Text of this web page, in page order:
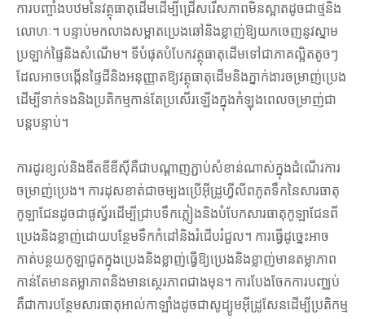
ការបញ្ចាំងបឋមនៃវត្ថុធាតុដើមដើម្បីជ្រើសរើសភាពមិនស្អាតដូចជាថ្មនិង
លោហៈ។ បន្ទាប់មកលាងសម្អាតប្រេងឆៅនិងខ្លាញ់ឱ្យយកចេញនូវស្នាម
ប្រឡាក់ផ្ទៃនិងសំណើម។ ទីបំផុតបំបែកវត្ថុធាតុដើមទៅជាភាគល្អិតតូចៗ
ដែលអាចបង្កើនផ្ទៃដីនិងអនុញ្ញាតឱ្យវត្ថុធាតុដើមនិងភ្នាក់ងារចម្រាញ់ប្រេង
ដើម្បីទាក់ទងនិងប្រតិកម្មកាន់តែប្រសើរឡើងក្នុងកំឡុងពេលចម្រាញ់ជា
បន្តបន្ទាប់។
ការដូរខ្យល់និងឌីតឌីឌីស៊ីគឺជាបណ្តាញភ្ជាប់សំខាន់ណាស់ក្នុងដំណើរការ
ចម្រាញ់ប្រេង។ ការដុសខាត់ជាចម្បងប្រើអ៊ីដ្រូហ្វីលីពភូតទឹកនៃសារធាតុ
កូឡាជែនដូចជាផូស្វ័រដើម្បីជ្រាបទឹកភ្លៀងនិងបំបែកសារធាតុកូឡាជែនពី
ប្រេងនិងខ្លាញ់ដោយបន្ថែមទឹកកំដៅនិងរំជើបរំជួល។ ការធ្វើដូច្នេះអាច
កាត់បន្ថយកូឡាជូតក្នុងប្រេងនិងខ្លាញ់ធ្វើឱ្យប្រេងនិងខ្លាញ់មានតម្លាភាព
កាន់តែមានតម្លាភាពនិងមានស្ថេរភាពជាងមុន។ ការបែងចែកការបញ្ឈប់
គឺជាការបន្ថែមសារធាតុអាល់កាឡាំងដូចជាសូដ្យូមអ៊ីដ្រូសែនដើម្បីប្រតិកម្ម